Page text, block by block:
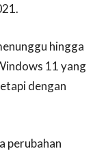
hingga
11 yang
dengan
perubahan